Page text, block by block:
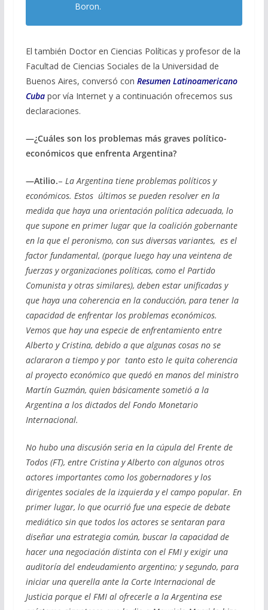
Boron.
El también Doctor en Ciencias Políticas y profesor de la
Facultad de Ciencias Sociales de la Universidad de
Buenos Aires, conversó con Resumen Latinoamericano
Cubapor vía Internet y a continuación ofrecemos sus
declaraciones.
—¿Cuáles son los problemas más graves político-
económicos que enfrenta Argentina?
—Atilio.– La Argentina tiene problemas políticos y
económicos. Estos últimos se pueden resolver en la
medida que haya una orientación política adecuada, lo
que supone en primer lugar que la coalición gobernante
en la que el peronismo, con sus diversas variantes, es el
factor fundamental, (porque luego hay una veintena de
fuerzas y organizaciones políticas, como el Partido
Comunista y otras similares), deben estar unificadas y
que haya una coherencia en la conducción, para tener la
capacidad de enfrentar los problemas económicos.
Vemos que hay una especie de enfrentamiento entre
Alberto y Cristina, debido a que algunas cosas no se
aclararon a tiempo y por tanto esto le quita coherencia
al proyecto económico que quedó en manos del ministro
Martín Guzmán, quien básicamente sometió a la
Argentina a los dictados del Fondo Monetario
Internacional.
No hubo una discusión seria en la cúpula del Frente de
Todos (FT), entre Cristina y Alberto con algunos otros
actores importantes como los gobernadores y los
dirigentes sociales de la izquierda y el campo popular. En
primer lugar, lo que ocurrió fue una especie de debate
mediático sin que todos los actores se sentaran para
diseñar una estrategia común, buscar la capacidad de
hacer una negociación distinta con el FMI y exigir una
auditoría del endeudamiento argentino; y segundo, para
iniciar una querella ante la Corte Internacional de
Justicia porque el FMI al ofrecerle a la Argentina ese